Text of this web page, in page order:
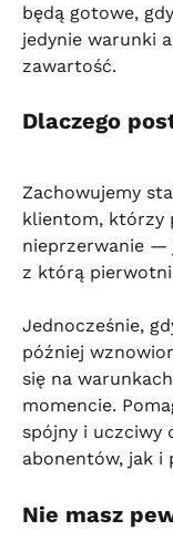
będą gotowe,
jedynie warunki
zawartość.
Dlaczego
Zachowujemy
klientom, którzy
nieprzerwanie —
z którą
Jednocześnie,
później
się na
momencie.
spójny i uczciwy
abonentów, jak i
Nie masz